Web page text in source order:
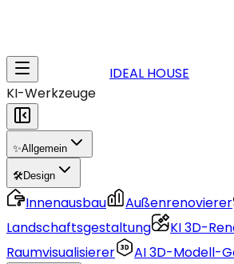
IDEAL HOUSE
KI-Werkzeuge
✨Allgemein
🛠️Design
Innenausbau
Außenrenovierer
Landschaftsgestaltung
KI 3D-
Raumvisualisierer
AI 3D-Modell-